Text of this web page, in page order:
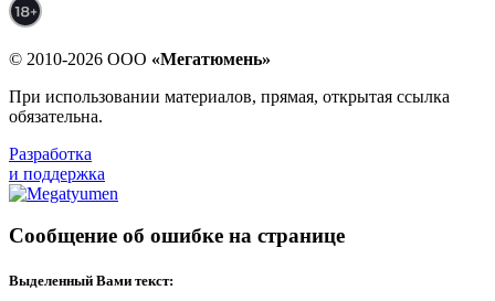
© 2010-2026 ООО «Мегатюмень»
При использовании материалов, прямая, открытая ссылка
обязательна.
Разработка
и поддержка
Сообщение об ошибке на странице
Выделенный Вами текст: